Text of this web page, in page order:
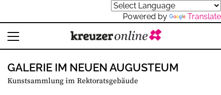
Powered by Translate
GALERIE IM NEUEN AUGUSTEUM
Kunstsammlung im Rektoratsgebäude